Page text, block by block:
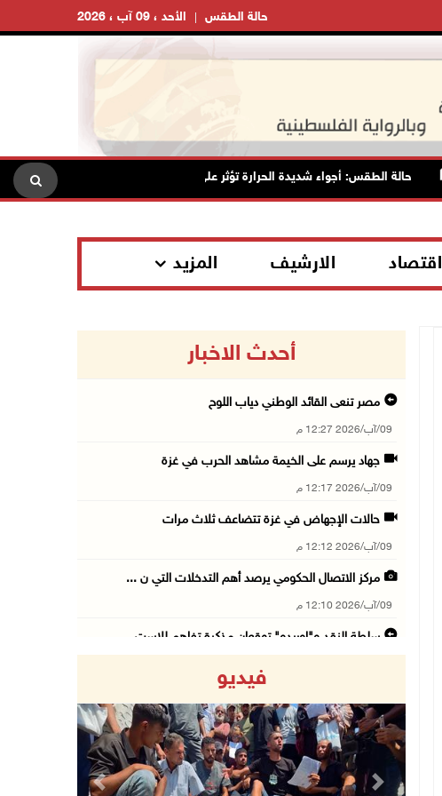
الأحد ، 09 آب ، 2026 حالة الطقس
حالة الطقس: أجواء شديدة الحرارة تؤثر على البلاد بدءا من اليوم مصر:
اقتصاد الارشيف المزيد
أحدث الاخبار
مصر تنعى القائد الوطني دياب اللوح
09/آب/2026 12:27 م
جهاد يرسم على الخيمة مشاهد الحرب في غزة
09/آب/2026 12:17 م
حالات الإجهاض في غزة تتضاعف ثلاث مرات
09/آب/2026 12:12 م
مركز الاتصال الحكومي يرصد أهم التدخلات التي ن ...
09/آب/2026 12:10 م
سلطة النقد و"اوريدو" توقعان مذكرة تفاهم للاست ...
09/آب/2026 11:53 ص
مستعمرون يتلفون مزروعات بعد رعي مواشيهم في أر ...
09/آب/2026 11:47 ص
فيديو
Previous Next